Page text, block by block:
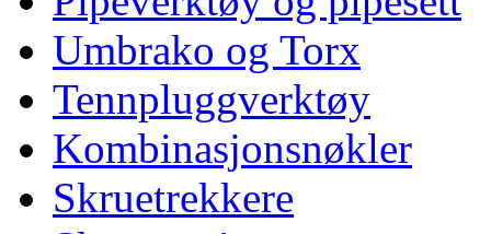
Umbrako og Torx
Tennpluggverktøy
Kombinasjonsnøkler
Skruetrekkere